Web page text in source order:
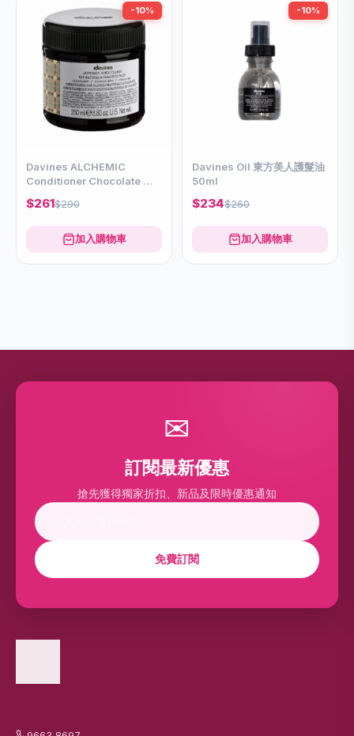
-10%
Davines ALCHEMIC
Conditioner Chocolate 可
可輕髮膜250ml
$261$290
加入購物車
-10%
Davines Oil 東方美人護髮油
50ml
$234$260
加入購物車
✉
訂閱最新優惠
搶先獲得獨家折扣、新品及限時優惠通知
免費訂閱